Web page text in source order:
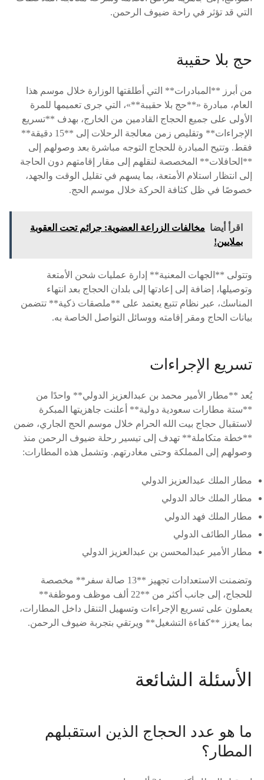
التي قد تؤثر في راحة ضيوف الرحمن.
حج بلا حقيبة
من أبرز **المبادرات** التي أطلقتها الوزارة خلال موسم هذا
العام، مبادرة «**حج بلا حقيبة**»، التي جرى تعميمها للمرة
الأولى على جميع الحجاج القادمين من الخارج، بهدف **تسريع
الإجراءات** وتقليص زمن معالجة الرحلات إلى **15 دقيقة**
فقط. وتتيح المبادرة للحجاج التوجه مباشرة بعد وصولهم إلى
**الحافلات** المخصصة لنقلهم إلى مقار إقامتهم دون الحاجة
إلى انتظار استلام الأمتعة، بما يسهم في تقليل الوقت والجهد،
خصوصًا في ظل كثافة الحركة خلال موسم الحج.
اقرأ أيضا مخالفات الزراعة العضوية: جرائم تحت العقوبة
بملايين!
وتتولى **الجهات المعنية** إدارة عمليات شحن الأمتعة
وتوصيلها، إضافة إلى إعادتها إلى بلدان الحجاج بعد انتهاء
المناسك، عبر نظام تتبع يعتمد على **ملصقات ذكية** تتضمن
بيانات الحاج ومقر إقامته ووسائل التواصل الخاصة به.
تسريع الإجراءات
يُعد **مطار الأمير محمد بن عبدالعزيز الدولي** واحدًا من
**ستة مطارات سعودية دولية** أعلنت جاهزيتها المبكرة
لاستقبال حجاج بيت الله الحرام خلال موسم الحج الجاري، ضمن
**خطة متكاملة** تهدف إلى تيسير رحلة ضيوف الرحمن منذ
وصولهم إلى المملكة وحتى مغادرتهم. وتشمل هذه المطارات:
مطار الملك عبدالعزيز الدولي
مطار الملك خالد الدولي
مطار الملك فهد الدولي
مطار الطائف الدولي
مطار الأمير عبدالمحسن بن عبدالعزيز الدولي
وتضمنت الاستعدادات تجهيز **13 صالة سفر** مخصصة
للحجاج، إلى جانب أكثر من **22 ألف موظف وموظفة**
يعملون على تسريع الإجراءات وتسهيل التنقل داخل المطارات،
بما يعزز **كفاءة التشغيل** ويرتقي بتجربة ضيوف الرحمن.
الأسئلة الشائعة
ما هو عدد الحجاج الذين استقبلهم
المطار؟